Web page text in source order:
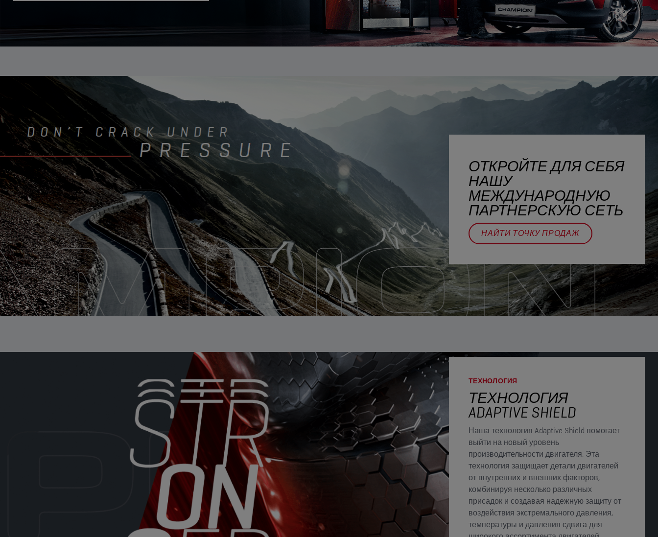
ОТКРОЙТЕ ДЛЯ СЕБЯ
НАШУ
МЕЖДУНАРОДНУЮ
ПАРТНЕРСКУЮ СЕТЬ
НАЙТИ ТОЧКУ ПРОДАЖ
ТЕХНОЛОГИЯ
ТЕХНОЛОГИЯ
ADAPTIVE SHIELD
Наша технология Adaptive Shield помогает
выйти на новый уровень
производительности двигателя. Эта
технология защищает детали двигателей
от внутренних и внешних факторов,
комбинируя несколько различных
присадок и создавая надежную защиту от
воздействия экстремального давления,
температуры и давления сдвига для